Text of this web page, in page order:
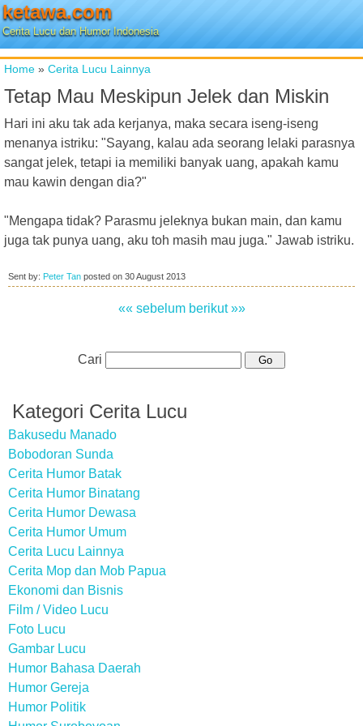
ketawa.com
Cerita Lucu dan Humor Indonesia
Home » Cerita Lucu Lainnya
Tetap Mau Meskipun Jelek dan Miskin
Hari ini aku tak ada kerjanya, maka secara iseng-iseng
menanya istriku: "Sayang, kalau ada seorang lelaki parasnya
sangat jelek, tetapi ia memiliki banyak uang, apakah kamu
mau kawin dengan dia?"
"Mengapa tidak? Parasmu jeleknya bukan main, dan kamu
juga tak punya uang, aku toh masih mau juga." Jawab istriku.
Sent by: Peter Tan posted on 30 August 2013
«« sebelum berikut »»
Cari
Kategori Cerita Lucu
Bakusedu Manado
Bobodoran Sunda
Cerita Humor Batak
Cerita Humor Binatang
Cerita Humor Dewasa
Cerita Humor Umum
Cerita Lucu Lainnya
Cerita Mop dan Mob Papua
Ekonomi dan Bisnis
Film / Video Lucu
Foto Lucu
Gambar Lucu
Humor Bahasa Daerah
Humor Gereja
Humor Politik